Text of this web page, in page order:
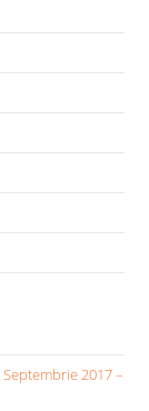
Septembrie 2017 –